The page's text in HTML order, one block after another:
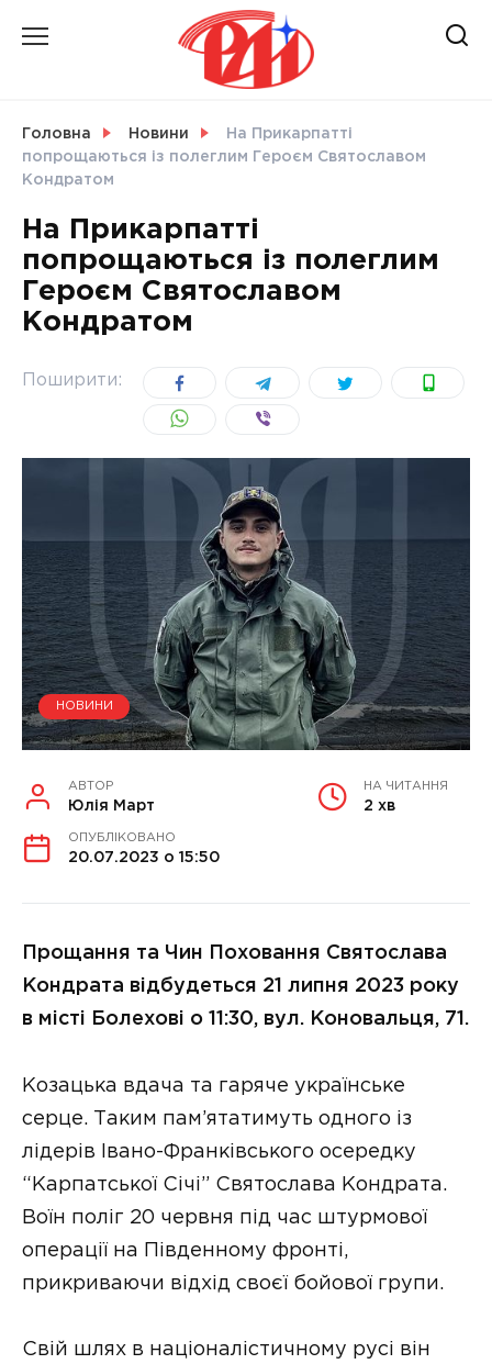
СВІТ
УКРАЇНА
Головна Новини
На Прикарпатті
попрощаються із полеглим Героєм Святославом
Кондратом
На Прикарпатті
попрощаються із полеглим
Героєм Святославом
Кондратом
Поширити:
НОВИНИ
АВТОР
Юлія Март
НА ЧИТАННЯ
2 хв
ОПУБЛІКОВАНО
20.07.2023 о 15:50
Прощання та Чин Поховання Святослава
Кондрата відбудеться 21 липня 2023 року
в місті Болехові о 11:30, вул. Коновальця, 71.
Козацька вдача та гаряче українське
серце. Таким пам’ятатимуть одного із
лідерів Івано-Франківського осередку
“Карпатської Січі” Святослава Кондрата.
Воїн поліг 20 червня під час штурмової
операції на Південному фронті,
прикриваючи відхід своєї бойової групи.
Свій шлях в націоналістичному русі він